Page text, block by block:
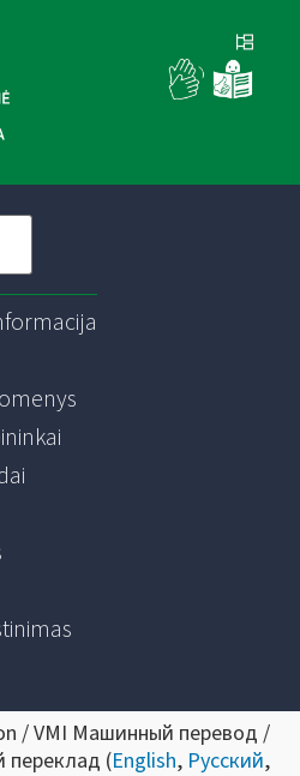
/ VMI Машинный перевод /
(English, Русский,